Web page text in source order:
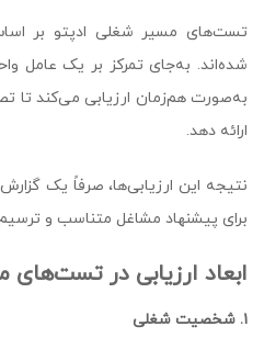
تست‌های مسیر شغلی ادپتو بر
شده‌اند. به‌جای تمرکز بر یک عامل
به‌صورت هم‌زمان ارزیابی می‌کند تا
ارائه دهد.
نتیجه این ارزیابی‌ها، صرفاً یک
برای پیشنهاد مشاغل متناسب و
ابعاد ارزیابی در
۱. شخصیت شغلی